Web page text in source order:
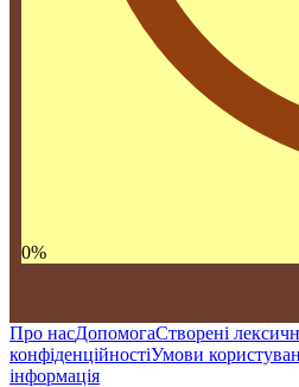
0%
Про насДопомогаСтворені
конфіденційностіУмови
інформація